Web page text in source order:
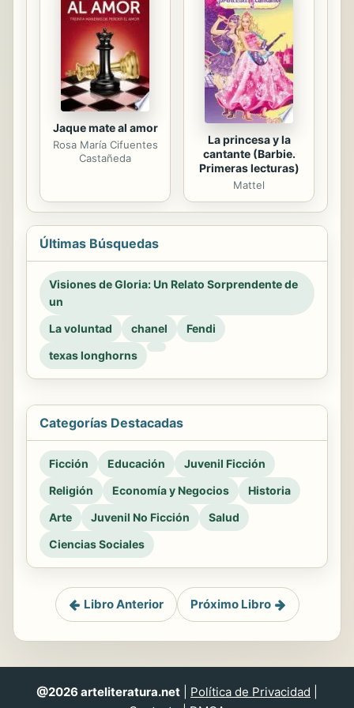
Jaque mate al amor
Rosa María Cifuentes
Castañeda
La princesa y la
cantante (Barbie.
Primeras lecturas)
Mattel
Últimas Búsquedas
Visiones de Gloria: Un Relato Sorprendente de
un
La voluntad
chanel
Fendi
texas longhorns
Categorías Destacadas
Ficción Educación
Juvenil Ficción
Religión
Economía y Negocios
Historia
Arte
Juvenil No Ficción
Salud
Ciencias Sociales
Libro Anterior Próximo Libro
@2026 arteliteratura.net Política de Privacidad